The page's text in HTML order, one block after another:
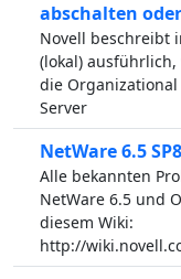
abschalten
Novell beschreibt
(lokal)
die
Server
NetWare 6.5
Alle bekannten
NetWare 6.5 und
diesem Wiki:
http://